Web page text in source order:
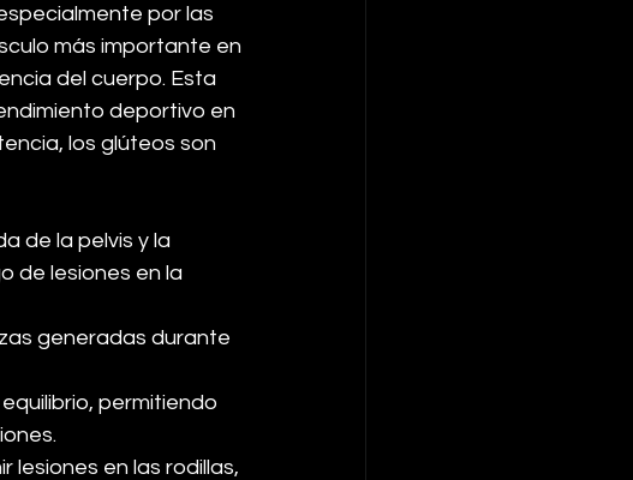
por las
más importante en
del cuerpo. Esta
deportivo en
los glúteos son
de la pelvis y la
de lesiones en la
generadas durante
permitiendo
lesiones en las rodillas,